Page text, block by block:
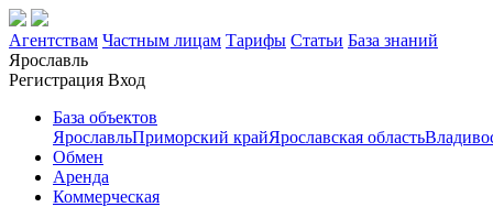
Агентствам Частным лицам Тарифы Статьи База знаний
Ярославль
Регистрация Вход
База объектов
ЯрославльПриморский крайЯрославская область
Обмен
Аренда
Коммерческая